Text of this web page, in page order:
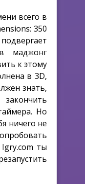
всего в
350
маджонг
к этому
в 3D,
знать,
Но
ничего не
ты